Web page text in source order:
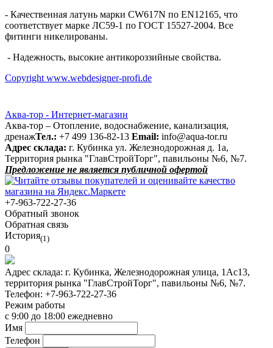
- Качественная латунь марки CW617N по EN12165, что
соответствует марке ЛС59-1 по ГОСТ 15527-2004. Все
фитинги никелированы.
- Надежность, высокие антикороззийные свойства.
Copyright www.webdesigner-profi.de
Аква-тор - Интернет-магазин
Аква-тор – Отопление, водоснабжение, канализация,
дренажТел.: +7 499 136-82-13 Email: info@aqua-tor.ru
Адрес склада: г. Кубинка ул. Железнодорожная д. 1а,
Территория рынка "ГлавСтройТорг", павильоны №6, №7.
Предложение не является публичной офертой
+7-963-722-27-36
Обратный звонок
Обратная связь
История(1)
0
Адрес склада: г. Кубинка, Железнодорожная улица, 1Ас13,
территория рынка "ГлавСтройТорг", павильоны №6, №7.
Телефон: +7-963-722-27-36
Режим работы
с 9:00 до 18:00 ежедневно
Имя
Телефон